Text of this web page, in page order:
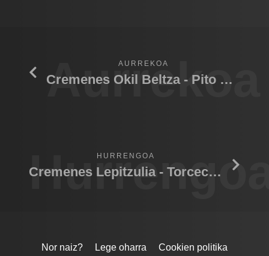
Aurrekoa
AURREKOA
Cremenes Okil Beltza - Pito Negro
HURRENGOA
Cremenes Lepitzulia - Torcecuellos (2)
Nor naiz? Lege oharra Cookien politika